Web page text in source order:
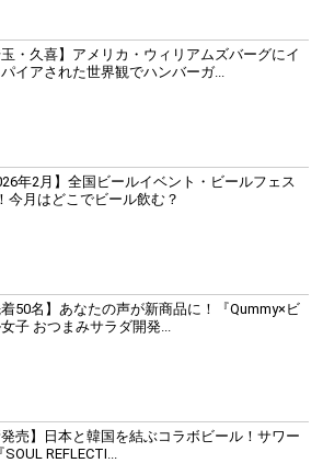
玉・久喜】アメリカ・ウィリアムズバーグにイ
イアされた世界観でハンバーガ...
年2月】全国ビールイベント・ビールフェス
今月はどこでビール飲む？
着50名】あなたの声が新商品に！『Qummy×ビ
子 おつまみサラダ開発...
発売】日本と韓国を結ぶコラボビール！サワー
SOUL REFLECTI...